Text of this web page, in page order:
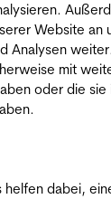
Website an
Analysen
mit
oder die sie
dabei,